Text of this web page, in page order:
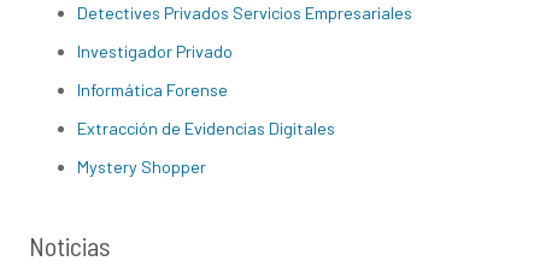
Detectives Privados Servicios Empresariales
Investigador Privado
Informática Forense
Extracción de Evidencias Digitales
Mystery Shopper
Noticias